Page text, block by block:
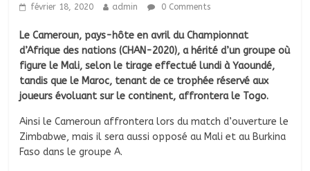
février 18, 2020 admin 0 Comments
Le Cameroun, pays-hôte en avril du Championnat
d’Afrique des nations (CHAN-2020), a hérité d’un groupe où
figure le Mali, selon le tirage effectué lundi à Yaoundé,
tandis que le Maroc, tenant de ce trophée réservé aux
joueurs évoluant sur le continent, affrontera le Togo.
Ainsi le Cameroun affrontera lors du match d’ouverture le
Zimbabwe, mais il sera aussi opposé au Mali et au Burkina
Faso dans le groupe A.